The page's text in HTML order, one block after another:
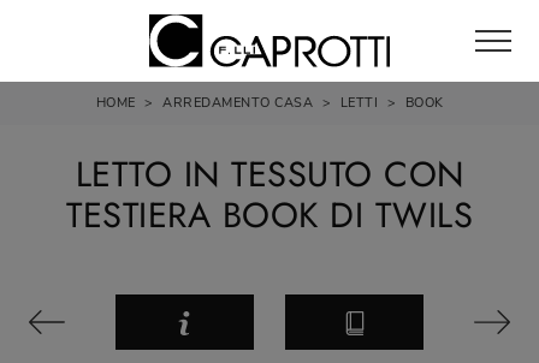
HOME > ARREDAMENTO CASA > LETTI > BOOK
LETTO IN TESSUTO CON
TESTIERA BOOK DI TWILS